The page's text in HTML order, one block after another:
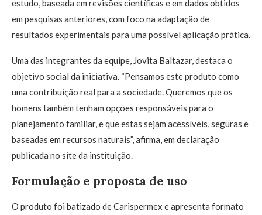
estudo, baseada em revisões científicas e em dados obtidos
em pesquisas anteriores, com foco na adaptação de
resultados experimentais para uma possível aplicação prática.
Uma das integrantes da equipe, Jovita Baltazar, destaca o
objetivo social da iniciativa. “Pensamos este produto como
uma contribuição real para a sociedade. Queremos que os
homens também tenham opções responsáveis para o
planejamento familiar, e que estas sejam acessíveis, seguras e
baseadas em recursos naturais”, afirma, em declaração
publicada no site da instituição.
Formulação e proposta de uso
O produto foi batizado de Carispermex e apresenta formato